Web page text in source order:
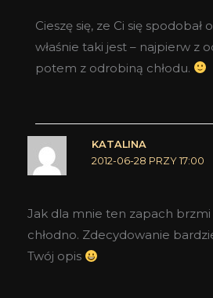
Cieszę się, ze Ci się spodobał
właśnie taki jest – najpierw z
potem z odrobiną chłodu.
KATALINA
2012-06-28 PRZY 17:00
Jak dla mnie ten zapach
chłodno. Zdecydowanie
Twój opis